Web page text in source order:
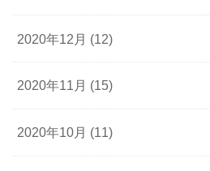
2020年12月 (12)
2020年11月 (15)
2020年10月 (11)